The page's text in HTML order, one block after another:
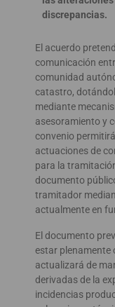
discrepancias.
El acuerdo
comunicación
comunidad
catastro,
mediante
asesoramiento y
convenio
actuaciones de
para la
documento
tramitador
actualmente en
El documento
estar plenamente
actualizará de
derivadas de la
incidencias